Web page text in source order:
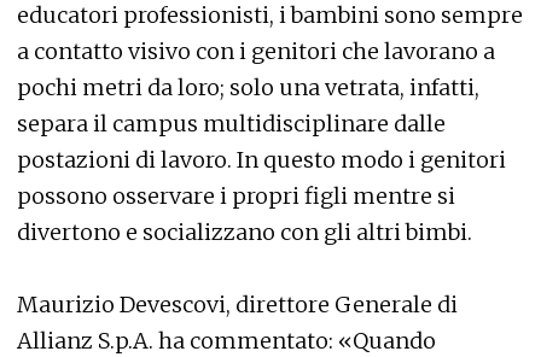
educatori professionisti, i bambini sono sempre
a contatto visivo con i genitori che lavorano a
pochi metri da loro; solo una vetrata, infatti,
separa il campus multidisciplinare dalle
postazioni di lavoro. In questo modo i genitori
possono osservare i propri figli mentre si
divertono e socializzano con gli altri bimbi.
Maurizio Devescovi, direttore Generale di
Allianz S.p.A. ha commentato: «Quando